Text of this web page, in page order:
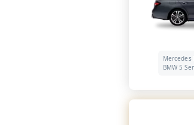
Mercedes
BMW 5